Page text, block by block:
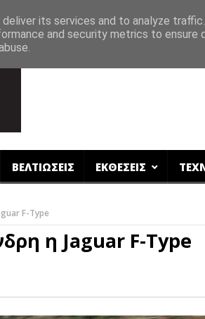
ΒΕΛΤΙΩΣΕΙΣ ΕΚΘΕΣΕΙΣ
F-Type
η Jaguar F-Type
its services and to analyze
and security metrics to ensure